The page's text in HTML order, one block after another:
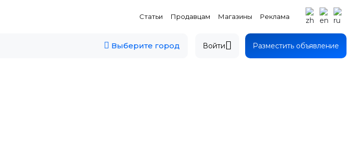
Статьи Продавцам Магазины Реклама
Выберите город Войти Разместить объявление